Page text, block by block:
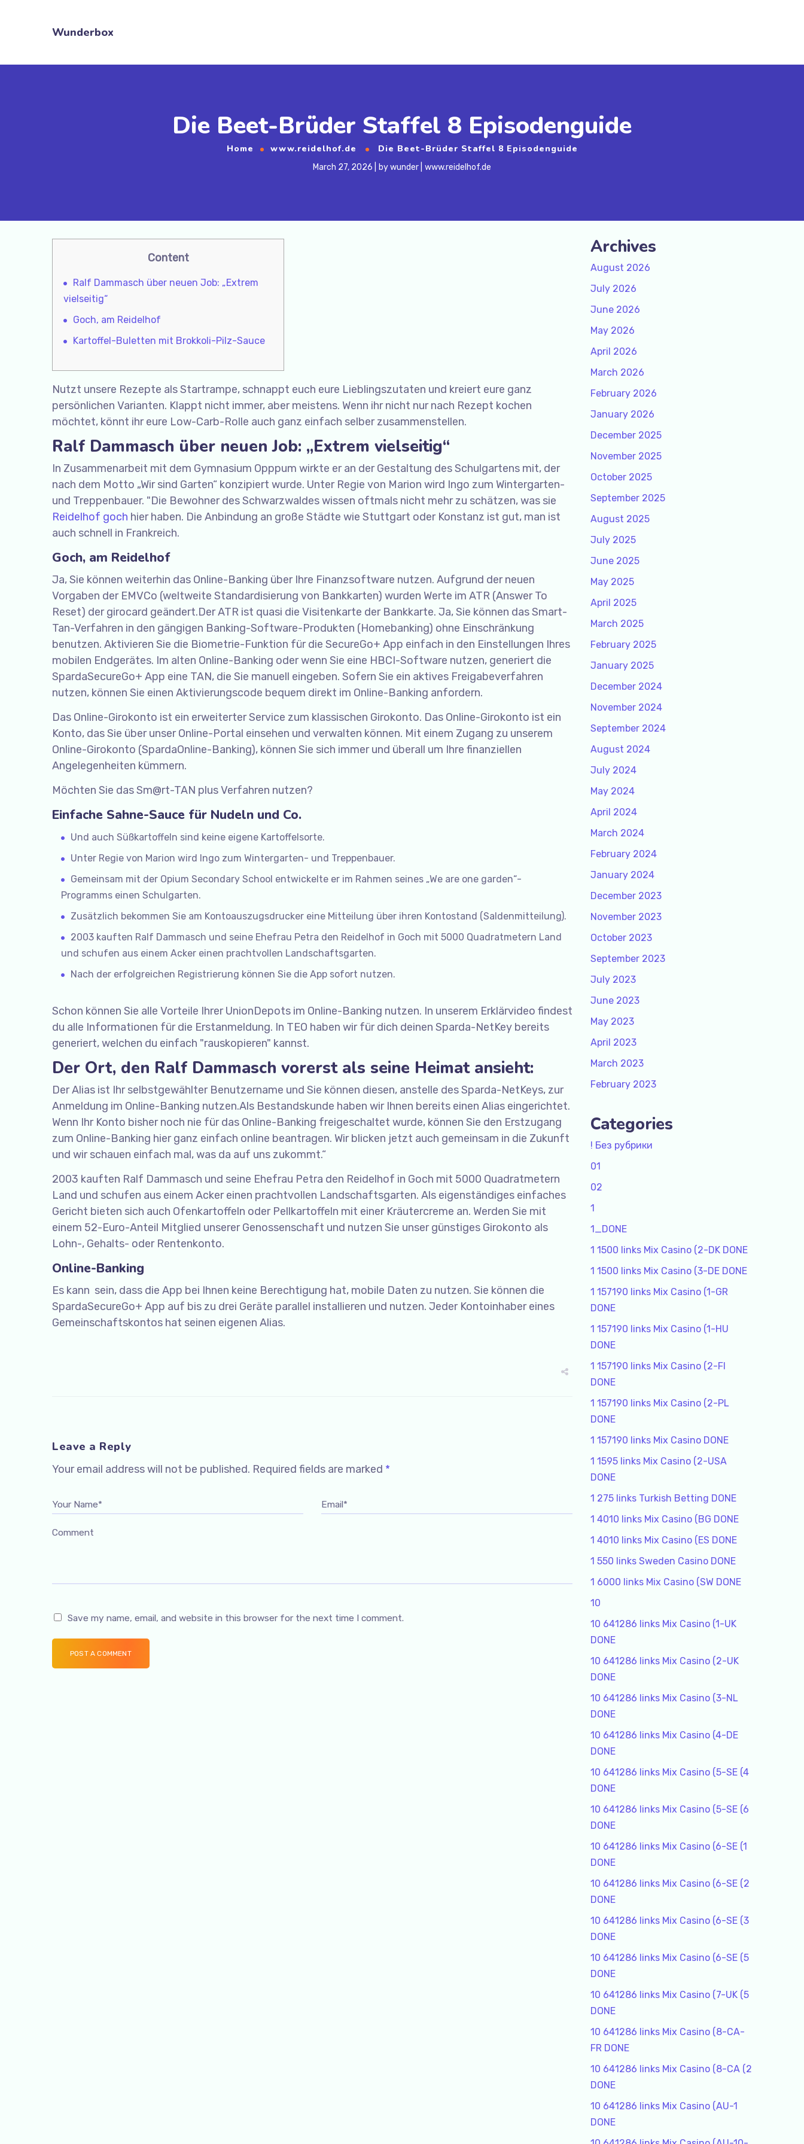
Wunderbox
Die Beet-Brüder Staffel 8 Episodenguide
Home www.reidelhof.de Die Beet-Brüder Staffel 8 Episodenguide
March 27, 2026 bywunder www.reidelhof.de
Content
Ralf Dammasch über neuen Job: „Extrem
vielseitig“
Goch, am Reidelhof
Kartoffel-Buletten mit Brokkoli-Pilz-Sauce
Nutzt unsere Rezepte als Startrampe, schnappt euch eure Lieblingszutaten und kreiert eure ganz
persönlichen Varianten. Klappt nicht immer, aber meistens. Wenn ihr nicht nur nach Rezept kochen
möchtet, könnt ihr eure Low-Carb-Rolle auch ganz einfach selber zusammenstellen.
Ralf Dammasch über neuen Job: „Extrem vielseitig“
In Zusammenarbeit mit dem Gymnasium Opppum wirkte er an der Gestaltung des Schulgartens mit, der
nach dem Motto „Wir sind Garten“ konzipiert wurde. Unter Regie von Marion wird Ingo zum Wintergarten-
und Treppenbauer. "Die Bewohner des Schwarzwaldes wissen oftmals nicht mehr zu schätzen, was sie
Reidelhof goch hier haben. Die Anbindung an große Städte wie Stuttgart oder Konstanz ist gut, man ist
auch schnell in Frankreich.
Goch, am Reidelhof
Ja, Sie können weiterhin das Online-Banking über Ihre Finanzsoftware nutzen. Aufgrund der neuen
Vorgaben der EMVCo (weltweite Standardisierung von Bankkarten) wurden Werte im ATR (Answer To
Reset) der girocard geändert.Der ATR ist quasi die Visitenkarte der Bankkarte. Ja, Sie können das Smart-
Tan-Verfahren in den gängigen Banking-Software-Produkten (Homebanking) ohne Einschränkung
benutzen. Aktivieren Sie die Biometrie-Funktion für die SecureGo+ App einfach in den Einstellungen Ihres
mobilen Endgerätes. Im alten Online-Banking oder wenn Sie eine HBCI-Software nutzen, generiert die
SpardaSecureGo+ App eine TAN, die Sie manuell eingeben. Sofern Sie ein aktives Freigabeverfahren
nutzen, können Sie einen Aktivierungscode bequem direkt im Online-Banking anfordern.
Das Online-Girokonto ist ein erweiterter Service zum klassischen Girokonto. Das Online-Girokonto ist ein
Konto, das Sie über unser Online-Portal einsehen und verwalten können. Mit einem Zugang zu unserem
Online-Girokonto (SpardaOnline-Banking), können Sie sich immer und überall um Ihre finanziellen
Angelegenheiten kümmern.
Möchten Sie das Sm@rt-TAN plus Verfahren nutzen?
Einfache Sahne-Sauce für Nudeln und Co.
Und auch Süßkartoffeln sind keine eigene Kartoffelsorte.
Unter Regie von Marion wird Ingo zum Wintergarten- und Treppenbauer.
Gemeinsam mit der Opium Secondary School entwickelte er im Rahmen seines „We are one garden“-
Programms einen Schulgarten.
Zusätzlich bekommen Sie am Kontoauszugsdrucker eine Mitteilung über ihren Kontostand (Saldenmitteilung).
2003 kauften Ralf Dammasch und seine Ehefrau Petra den Reidelhof in Goch mit 5000 Quadratmetern Land
und schufen aus einem Acker einen prachtvollen Landschaftsgarten.
Nach der erfolgreichen Registrierung können Sie die App sofort nutzen.
Schon können Sie alle Vorteile Ihrer UnionDepots im Online-Banking nutzen. In unserem Erklärvideo findest
du alle Informationen für die Erstanmeldung. In TEO haben wir für dich deinen Sparda-NetKey bereits
generiert, welchen du einfach "rauskopieren" kannst.
Der Ort, den Ralf Dammasch vorerst als seine Heimat ansieht:
Der Alias ist Ihr selbstgewählter Benutzername und Sie können diesen, anstelle des Sparda-NetKeys, zur
Anmeldung im Online-Banking nutzen.Als Bestandskunde haben wir Ihnen bereits einen Alias eingerichtet.
Wenn Ihr Konto bisher noch nie für das Online-Banking freigeschaltet wurde, können Sie den Erstzugang
zum Online-Banking hier ganz einfach online beantragen. Wir blicken jetzt auch gemeinsam in die Zukunft
und wir schauen einfach mal, was da auf uns zukommt.“
2003 kauften Ralf Dammasch und seine Ehefrau Petra den Reidelhof in Goch mit 5000 Quadratmetern
Land und schufen aus einem Acker einen prachtvollen Landschaftsgarten. Als eigenständiges einfaches
Gericht bieten sich auch Ofenkartoffeln oder Pellkartoffeln mit einer Kräutercreme an. Werden Sie mit
einem 52-Euro-Anteil Mitglied unserer Genossenschaft und nutzen Sie unser günstiges Girokonto als
Lohn-, Gehalts- oder Rentenkonto.
Online-Banking
Es kann sein, dass die App bei Ihnen keine Berechtigung hat, mobile Daten zu nutzen. Sie können die
SpardaSecureGo+ App auf bis zu drei Geräte parallel installieren und nutzen. Jeder Kontoinhaber eines
Gemeinschaftskontos hat seinen eigenen Alias.
Leave a Reply
Your email address will not be published. Required fields are marked *
Your Name* Email*
Comment
Save my name, email, and website in this browser for the next time I comment.
POST A COMMENT
Archives
August 2026
July 2026
June 2026
May 2026
April 2026
March 2026
February 2026
January 2026
December 2025
November 2025
October 2025
September 2025
August 2025
July 2025
June 2025
May 2025
April 2025
March 2025
February 2025
January 2025
December 2024
November 2024
September 2024
August 2024
July 2024
May 2024
April 2024
March 2024
February 2024
January 2024
December 2023
November 2023
October 2023
September 2023
July 2023
June 2023
May 2023
April 2023
March 2023
February 2023
Categories
! Без рубрики
01
02
1
1_DONE
1 1500 links Mix Casino (2-DK DONE
1 1500 links Mix Casino (3-DE DONE
1 157190 links Mix Casino (1-GR
DONE
1 157190 links Mix Casino (1-HU
DONE
1 157190 links Mix Casino (2-FI
DONE
1 157190 links Mix Casino (2-PL
DONE
1 157190 links Mix Casino DONE
1 1595 links Mix Casino (2-USA
DONE
1 275 links Turkish Betting DONE
1 4010 links Mix Casino (BG DONE
1 4010 links Mix Casino (ES DONE
1 550 links Sweden Casino DONE
1 6000 links Mix Casino (SW DONE
10
10 641286 links Mix Casino (1-UK
DONE
10 641286 links Mix Casino (2-UK
DONE
10 641286 links Mix Casino (3-NL
DONE
10 641286 links Mix Casino (4-DE
DONE
10 641286 links Mix Casino (5-SE (4
DONE
10 641286 links Mix Casino (5-SE (6
DONE
10 641286 links Mix Casino (6-SE (1
DONE
10 641286 links Mix Casino (6-SE (2
DONE
10 641286 links Mix Casino (6-SE (3
DONE
10 641286 links Mix Casino (6-SE (5
DONE
10 641286 links Mix Casino (7-UK (5
DONE
10 641286 links Mix Casino (8-CA-
FR DONE
10 641286 links Mix Casino (8-CA (2
DONE
10 641286 links Mix Casino (AU-1
DONE